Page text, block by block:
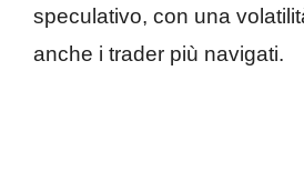
speculativo, con una
anche i trader più navigati.